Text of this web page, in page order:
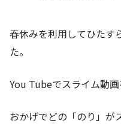
春休みを利用してひたす
た。
You Tubeでスライム動
おかげでどの「のり」が